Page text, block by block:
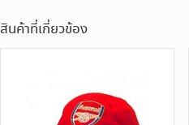
สินค้าที่เกี่ยวข้อง